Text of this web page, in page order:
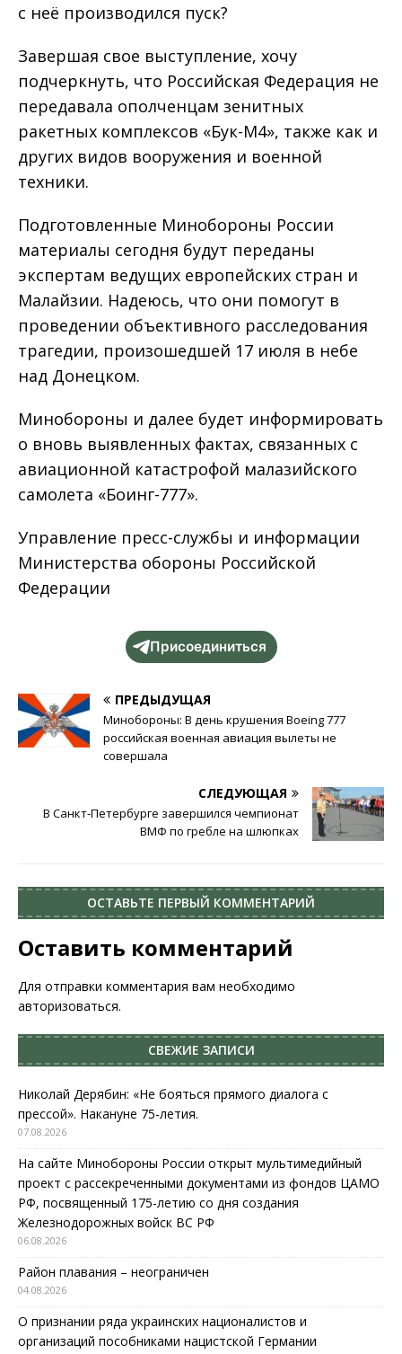
с неё производился пуск?
Завершая свое выступление, хочу
подчеркнуть, что Российская Федерация не
передавала ополченцам зенитных
ракетных комплексов «Бук-М4», также как и
других видов вооружения и военной
техники.
Подготовленные Минобороны России
материалы сегодня будут переданы
экспертам ведущих европейских стран и
Малайзии. Надеюсь, что они помогут в
проведении объективного расследования
трагедии, произошедшей 17 июля в небе
над Донецком.
Минобороны и далее будет информировать
о вновь выявленных фактах, связанных с
авиационной катастрофой малазийского
самолета «Боинг-777».
Управление пресс-службы и информации
Министерства обороны Российской
Федерации
Присоединиться
ПРЕДЫДУЩАЯ
Минобороны: В день крушения Boeing 777
российская военная авиация вылеты не
совершала
СЛЕДУЮЩАЯ
В Санкт-Петербурге завершился чемпионат
ВМФ по гребле на шлюпках
ОСТАВЬТЕ ПЕРВЫЙ КОММЕНТАРИЙ
Оставить комментарий
Для отправки комментария вам необходимо
авторизоваться.
СВЕЖИЕ ЗАПИСИ
Николай Дерябин: «Не бояться прямого диалога с
прессой». Накануне 75-летия.
07.08.2026
На сайте Минобороны России открыт мультимедийный
проект с рассекреченными документами из фондов ЦАМО
РФ, посвященный 175-летию со дня создания
Железнодорожных войск ВС РФ
06.08.2026
Район плавания – неограничен
04.08.2026
О признании ряда украинских националистов и
организаций пособниками нацистской Германии